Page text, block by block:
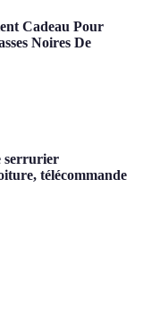
Cadeau Pour
Noires De
serrurier
télécommande